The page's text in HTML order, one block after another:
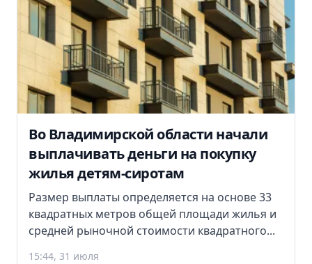
Во Владимирской области начали
выплачивать деньги на покупку
жилья детям-сиротам
Размер выплаты определяется на основе 33
квадратных метров общей площади жилья и
средней рыночной стоимости квадратного...
15:44, 31 июля